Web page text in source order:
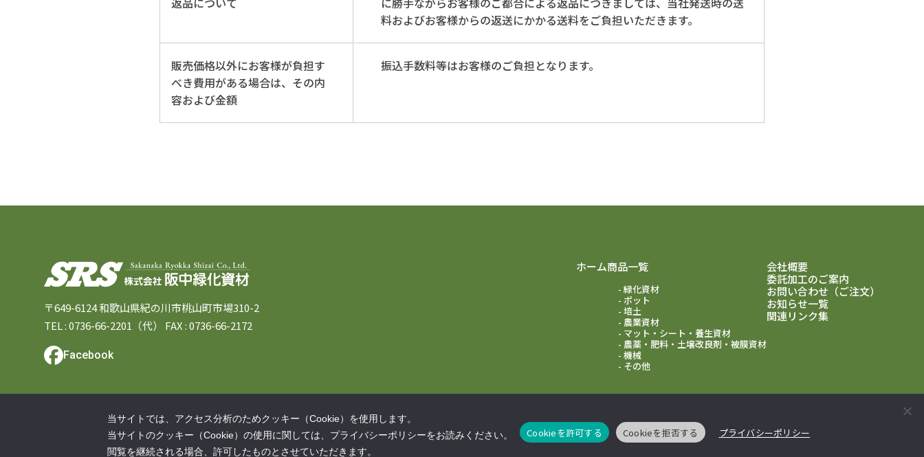
料およびお客様からの返送にかかる送料をご負担いただきます。
販売価格以外にお客様が負担す
べき費用がある場合は、その内
容および金額
振込手数料等はお客様のご負担となります。
〒649-6124 和歌山県紀の川市桃山町市場310-2
TEL :0736-66-2201（代） FAX : 0736-66-2172
Facebook
ホーム商品一覧
緑化資材
ポット
培土
農業資材
マット・シート・養生資材
農薬・肥料・土壌改良剤・被膜資材
機械
その他
会社概要
委託加工のご案内
お問い合わせ（ご注文）
お知らせ一覧
関連リンク集
© 2025 Sakanaka Ryokka Shizai Co., Ltd.
当サイトでは、アクセス分析のためクッキー（Cookie）を使用します。
当サイトのクッキー（Cookie）の使用に関しては、プライバシーポリシーをお読みください。
閲覧を継続される場合、許可したものとさせていただきます。
Cookieを許可する Cookieを拒否する プライバシーポリシー